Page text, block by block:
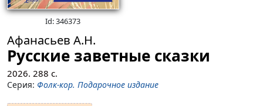
Id: 346373
Афанасьев А.Н.
Русские заветные сказки
2026. 288 с.
Серия: Фолк-кор. Подарочное издание